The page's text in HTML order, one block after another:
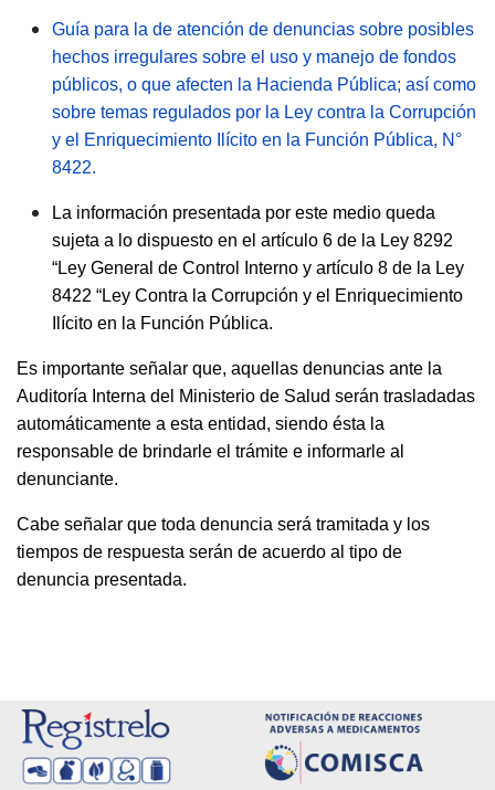
Guía para la de atención de denuncias sobre posibles
hechos irregulares sobre el uso y manejo de fondos
públicos, o que afecten la Hacienda Pública; así como
sobre temas regulados por la Ley contra la Corrupción
y el Enriquecimiento Ilícito en la Función Pública, N°
8422.
La información presentada por este medio queda
sujeta a lo dispuesto en el artículo 6 de la Ley 8292
“Ley General de Control Interno y artículo 8 de la Ley
8422 “Ley Contra la Corrupción y el Enriquecimiento
Ilícito en la Función Pública.
Es importante señalar que, aquellas denuncias ante la
Auditoría Interna del Ministerio de Salud serán trasladadas
automáticamente a esta entidad, siendo ésta la
responsable de brindarle el trámite e informarle al
denunciante.
Cabe señalar que toda denuncia será tramitada y los
tiempos de respuesta serán de acuerdo al tipo de
denuncia presentada.